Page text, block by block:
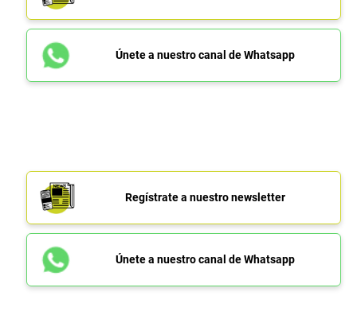
Únete a nuestro canal de Whatsapp
Regístrate a nuestro newsletter
Únete a nuestro canal de Whatsapp